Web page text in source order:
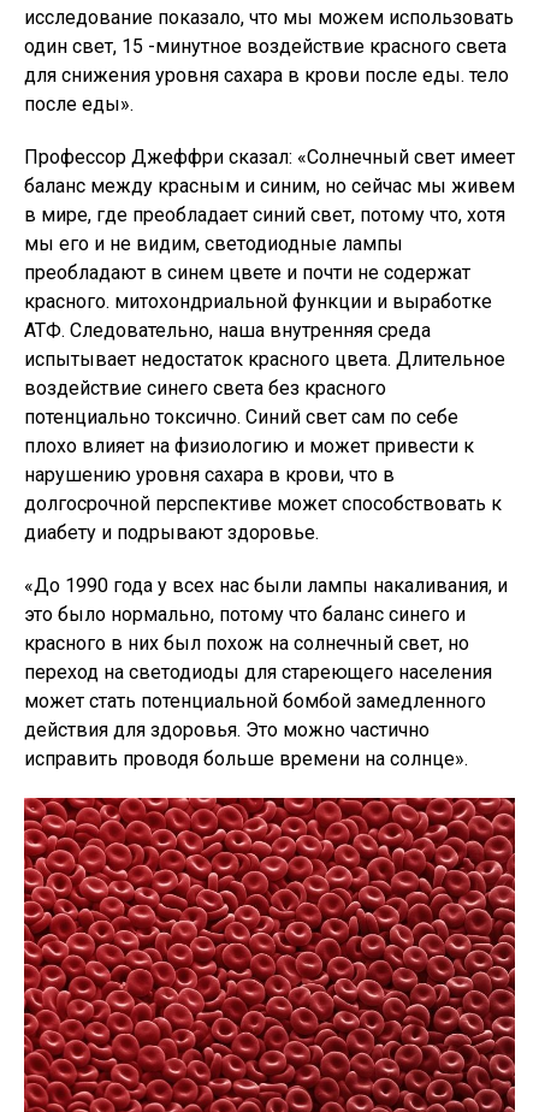
исследование показало, что мы можем использовать
один свет, 15 -минутное воздействие красного света
для снижения уровня сахара в крови после еды. тело
после еды».
Профессор Джеффри сказал: «Солнечный свет имеет
баланс между красным и синим, но сейчас мы живем
в мире, где преобладает синий свет, потому что, хотя
мы его и не видим, светодиодные лампы
преобладают в синем цвете и почти не содержат
красного. митохондриальной функции и выработке
АТФ. Следовательно, наша внутренняя среда
испытывает недостаток красного цвета. Длительное
воздействие синего света без красного
потенциально токсично. Синий свет сам по себе
плохо влияет на физиологию и может привести к
нарушению уровня сахара в крови, что в
долгосрочной перспективе может способствовать к
диабету и подрывают здоровье.
«До 1990 года у всех нас были лампы накаливания, и
это было нормально, потому что баланс синего и
красного в них был похож на солнечный свет, но
переход на светодиоды для стареющего населения
может стать потенциальной бомбой замедленного
действия для здоровья. Это можно частично
исправить проводя больше времени на солнце».